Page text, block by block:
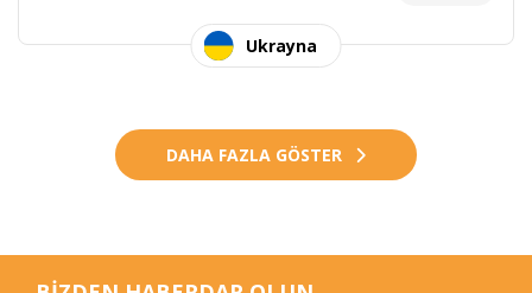
Ukrayna
DAHA FAZLA GÖSTER